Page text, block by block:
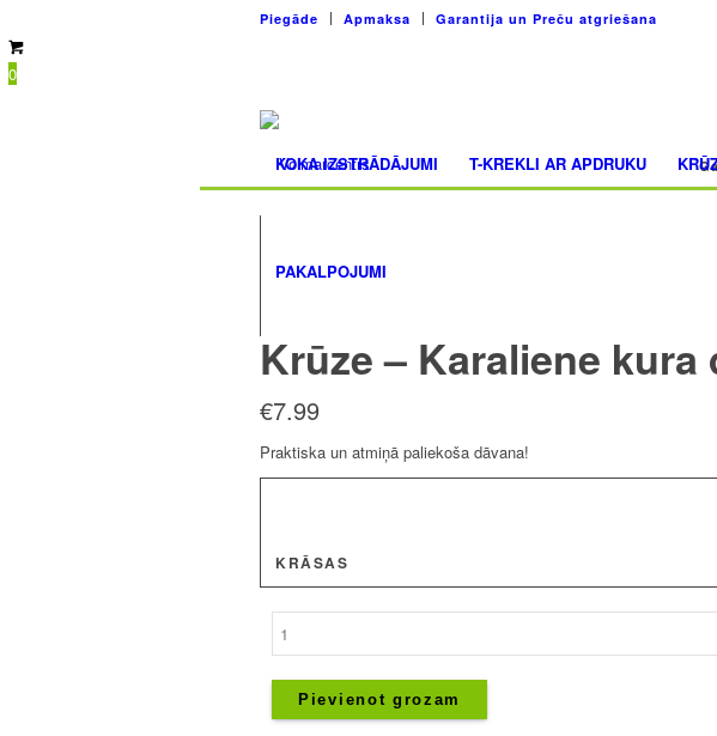
Piegāde Apmaksa Garantija un Preču atgriešana
0
KOKA IZSTRĀDĀJUMI T-KREKLI AR APDRUKU
PAKALPOJUMI
Krūze – Karaliene
€7.99
Praktiska un atmiņā paliekoša dāvana!
KRĀSAS
kura
dzimusi
Pievienot grozam